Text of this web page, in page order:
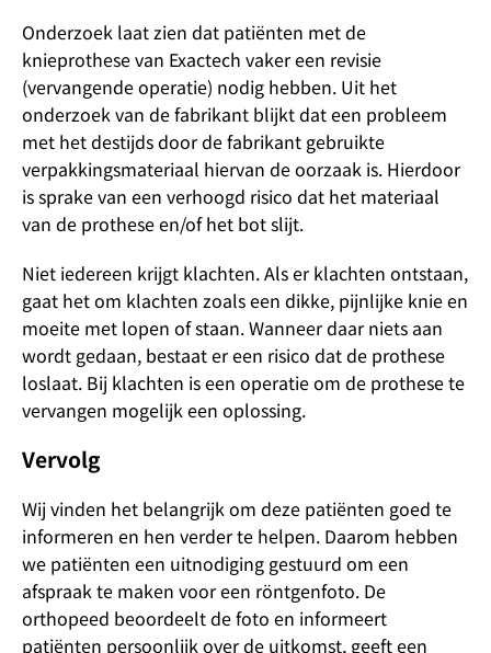
Onderzoek laat zien dat patiënten met de
knieprothese van Exactech vaker een revisie
(vervangende operatie) nodig hebben. Uit het
onderzoek van de fabrikant blijkt dat een probleem
met het destijds door de fabrikant gebruikte
verpakkingsmateriaal hiervan de oorzaak is. Hierdoor
is sprake van een verhoogd risico dat het materiaal
van de prothese en/of het bot slijt.
Niet iedereen krijgt klachten. Als er klachten ontstaan,
gaat het om klachten zoals een dikke, pijnlijke knie en
moeite met lopen of staan. Wanneer daar niets aan
wordt gedaan, bestaat er een risico dat de prothese
loslaat. Bij klachten is een operatie om de prothese te
vervangen mogelijk een oplossing.
Vervolg
Wij vinden het belangrijk om deze patiënten goed te
informeren en hen verder te helpen. Daarom hebben
we patiënten een uitnodiging gestuurd om een
afspraak te maken voor een röntgenfoto. De
orthopeed beoordeelt de foto en informeert
patiënten persoonlijk over de uitkomst, geeft een